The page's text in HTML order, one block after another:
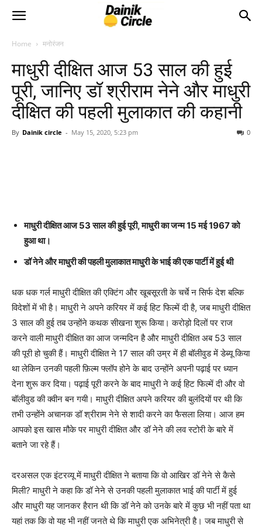
Home मनोरंजन
माधुरी दीक्षित आज 53 साल की हुई
पूरी, जानिए डॉ श्रीराम नेने और माधुरी
दीक्षित की पहली मुलाकात की कहानी
By Dainik circle - May 15, 2020, 5:23 pm 0
माधुरी दीक्षित आज 53 साल की हुई पूरी, माधुरी का जन्म 15 मई 1967 को
हुआ था।
डॉ नेने और माधुरी की पहली मुलाकात माधुरी के भाई की एक पार्टी में हुई थी
धक धक गर्ल माधुरी दीक्षित की एक्टिंग और खूबसूरती के चर्चे न सिर्फ देश बल्कि
विदेशों में भी है। माधुरी ने अपने करियर में कई हिट फिल्में दी है, जब माधुरी दीक्षित
3 साल की हुई तब उन्होंने कथक सीखना शुरू किया। करोड़ो दिलों पर राज
करने वाली माधुरी दीक्षित का आज जन्मदिन है और माधुरी दीक्षित अब 53 साल
की पूरी हो चुकी हैं। माधुरी दीक्षित ने 17 साल की उम्र में ही बॉलीवुड में डेब्यू किया
था लेकिन उनकी पहली फ़िल्म फ्लॉप होने के बाद उन्होंने अपनी पढ़ाई पर ध्यान
देना शुरू कर दिया। पढ़ाई पूरी करने के बाद माधुरी ने कई हिट फिल्में दी और वो
बॉलीवुड की क्वीन बन गयी। माधुरी दीक्षित अपने करियर की बुलंदियों पर थी कि
तभी उन्होंने अचानक डॉ श्रीराम नेने से शादी करने का फैसला लिया। आज हम
आपको इस खास मौके पर माधुरी दीक्षित और डॉ नेने की लव स्टोरी के बारे में
बताने जा रहे हैं।
दरअसल एक इंटरव्यू में माधुरी दीक्षित ने बताया कि वो आखिर डॉ नेने से कैसे
मिली? माधुरी ने कहा कि डॉ नेने से उनकी पहली मुलाकात भाई की पार्टी में हुई
और माधुरी यह जानकर हैरान थी कि डॉ नेने को उनके बारे में कुछ भी नहीं पता था
यहां तक कि वो यह भी नहीं जनते थे कि माधुरी एक अभिनेत्री है। जब माधुरी से